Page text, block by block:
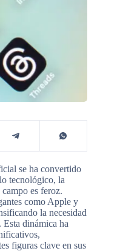
se ha convertido
tecnológico, la
es feroz.
como Apple y
la necesidad
dinámica ha
figuras clave en sus